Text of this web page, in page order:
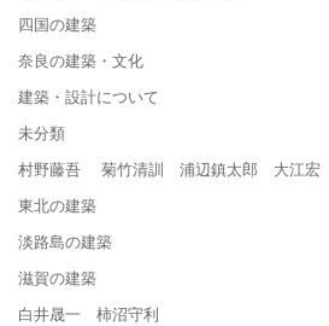
四国の建築
奈良の建築・文化
建築・設計について
未分類
村野藤吾 菊竹清訓 浦辺鎮太郎 大江宏
東北の建築
淡路島の建築
滋賀の建築
白井晟一 柿沼守利